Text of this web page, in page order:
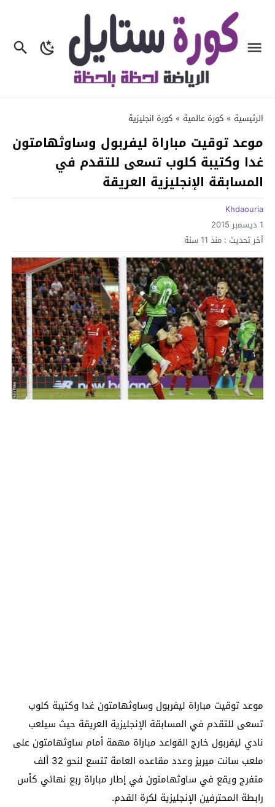
الرئيسية » كورة عالمية » كورة انجليزية
موعد توقيت مباراة ليفربول وساوثهامتون
غدا وكتيبة كلوب تسعى للتقدم في
المسابقة الإنجليزية العريقة
Khdaouria
1 ديسمبر 2015
آخر تحديث : منذ 11 سنة
موعد توقيت مباراة ليفربول وساوثهامتون غدا وكتيبة كلوب
تسعى للتقدم في المسابقة الإنجليزية العريقة حيث سيلعب
نادي ليفربول خارج القواعد مباراة مهمة أمام ساوثهامتون على
ملعب سانت ميريز وعدد مقاعده العامة تتسع لنحو 32 ألف
متفرج ويقع في ساوثهامتون في إطار مباراة ربع نهائي كأس
رابطة المحترفين الإنجليزية لكرة القدم.